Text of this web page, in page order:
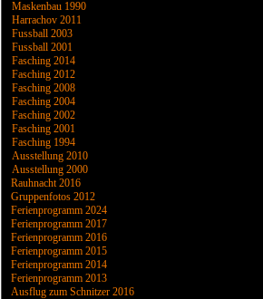
Maskenbau 1990
Harrachov 2011
Fussball 2003
Fussball 2001
Fasching 2014
Fasching 2012
Fasching 2008
Fasching 2004
Fasching 2002
Fasching 2001
Fasching 1994
Ausstellung 2010
Ausstellung 2000
Rauhnacht 2016
Gruppenfotos 2012
Ferienprogramm 2024
Ferienprogramm 2017
Ferienprogramm 2016
Ferienprogramm 2015
Ferienprogramm 2014
Ferienprogramm 2013
Ausflug zum Schnitzer 2016